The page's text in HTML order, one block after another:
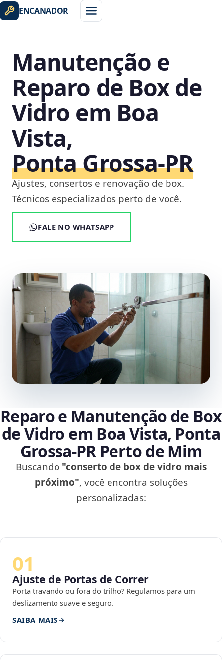
ENCANADOR
Manutenção e
Reparo de Box de
Vidro em Boa
Vista,
Ponta Grossa‑PR
Ajustes, consertos e renovação de box.
Técnicos especializados perto de você.
FALE NO WHATSAPP
Reparo e Manutenção de Box
de Vidro em Boa Vista, Ponta
Grossa‑PR Perto de Mim
Buscando "conserto de box de vidro mais
próximo", você encontra soluções
personalizadas:
01
Ajuste de Portas de Correr
Porta travando ou fora do trilho? Regulamos para um
deslizamento suave e seguro.
SAIBA MAIS